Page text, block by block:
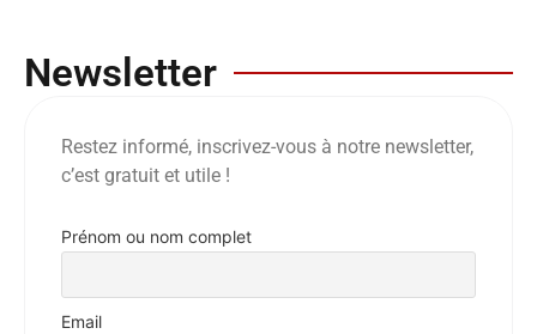
Newsletter
Restez informé, inscrivez-vous à notre newsletter,
c’est gratuit et utile !
Prénom ou nom complet
Email